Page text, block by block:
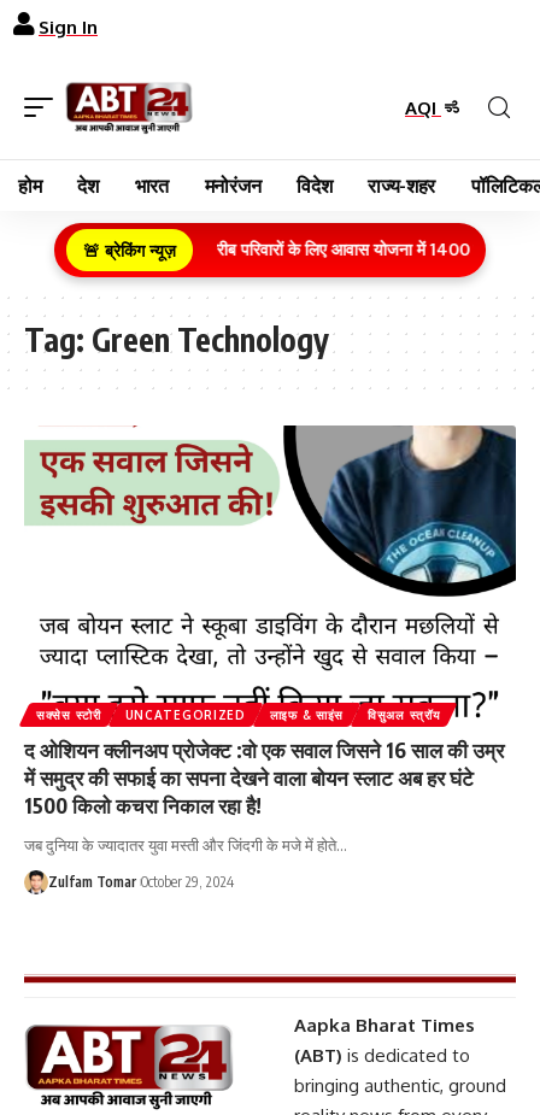
Sign In
AQI
होम देश भारत मनोरंजन विदेश राज्य-शहर
🚨 ब्रेकिंग न्यूज़
ग्रामीण क्षेत्र के गरीब परिवारों के लिए आवास योजना में 1400 करोड़
Tag: Green Technology
सक्सेस स्टोरी UNCATEGORIZED लाइफ & साइंस विसुअल स्त्रॉय
द ओशियन क्लीनअप प्रोजेक्ट :वो एक सवाल जिसने 16 साल की उम्र
में समुद्र की सफाई का सपना देखने वाला बोयन स्लाट अब हर घंटे
1500 किलो कचरा निकाल रहा है!
जब दुनिया के ज्यादातर युवा मस्ती और जिंदगी के मजे में होते…
Zulfam Tomar October 29, 2024
Aapka Bharat Times
(ABT) is dedicated to
bringing authentic, ground